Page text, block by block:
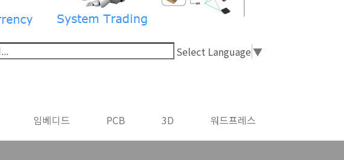
Select Language▼
임베디드 PCB 3D 워드프레스